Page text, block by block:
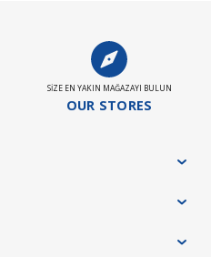
15 Gün
olarak tarafımızca yapılacaktır.
SİZE EN YAKIN MAĞAZAYI BULUN
OUR STORES